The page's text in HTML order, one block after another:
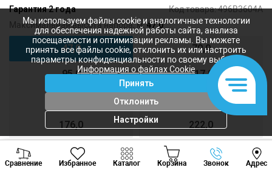
Гарантия 2 года Код товара:496B3604A
Максимальная высота напора, м:47,0
47,0 70,0
95,0 117,0
152,0
176,0 222,0
Сравнение Избранное Каталог Корзина Звонок Адрес
Viber Whatsapp
Мы используем файлы cookie и аналогичные технологии
для обеспечения надежной работы сайта, анализа
посещаемости и оптимизации рекламы. Вы можете
принять все файлы cookie, отклонить их или настроить
параметры конфиденциальности по своему выбору.
Информация о файлах Cookie
Принять
Отклонить
Настройки